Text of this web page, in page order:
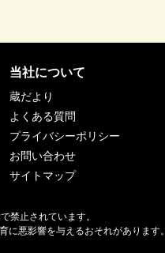
当社について
蔵だより
よくある質問
プライバシーポリシー
お問い合わせ
サイトマップ
禁止されています。
に悪影響を与えるおそれがあります。